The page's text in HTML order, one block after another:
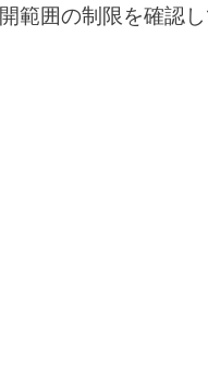
範囲の制限を確認し